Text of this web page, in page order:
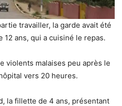
travailler, la garde avait été
ans, qui a cuisiné le repas.
violents malaises peu après le
vers 20 heures.
la fillette de 4 ans, présentant